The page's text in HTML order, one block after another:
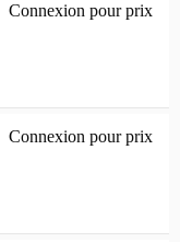
62
Connexion pour prix
Connexion pour prix